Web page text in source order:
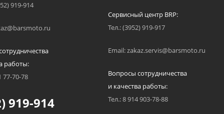
919-914
работы:
77-70-78
919-914
Сервисный центр BRP:
Тел.: (3952) 919-917
Email: zakaz.servis@barsmoto.ru
Вопросы сотрудничества
и качества работы:
Тел.: 8 914 903-78-88